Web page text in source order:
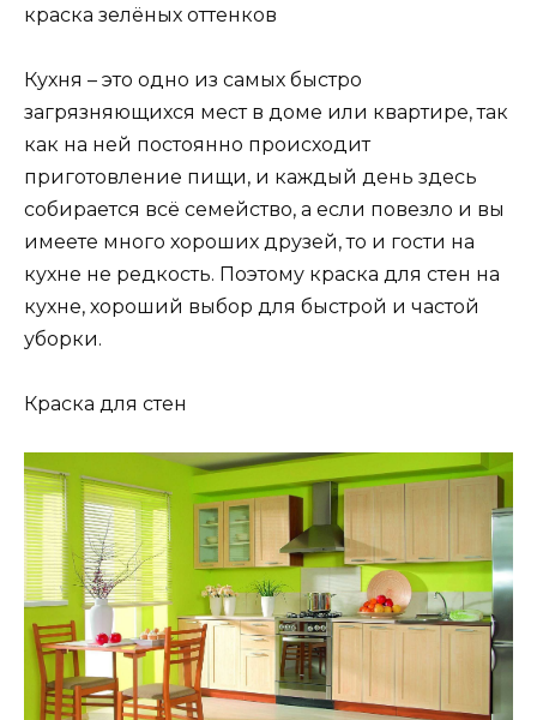
краска зелёных оттенков
Кухня – это одно из самых быстро
загрязняющихся мест в доме или квартире, так
как на ней постоянно происходит
приготовление пищи, и каждый день здесь
собирается всё семейство, а если повезло и вы
имеете много хороших друзей, то и гости на
кухне не редкость. Поэтому краска для стен на
кухне, хороший выбор для быстрой и частой
уборки.
Краска для стен